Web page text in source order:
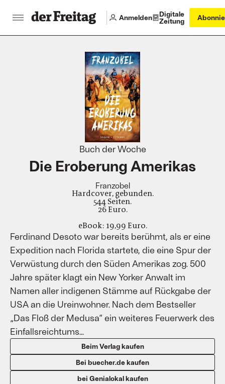
Anmelden
Digitale
Zeitung
Buch der Woche
Die Eroberung Amerikas
Franzobel
Hardcover, gebunden.
544 Seiten.
26 Euro.
eBook: 19,99 Euro.
Ferdinand Desoto war bereits berühmt, als er eine
Expedition nach Florida startete, die eine Spur der
Verwüstung durch den Süden Amerikas zog. 500
Jahre später klagt ein New Yorker Anwalt im
Namen aller indigenen Stämme auf Rückgabe der
USA an die Ureinwohner. Nach dem Bestseller
„Das Floß der Medusa“ ein weiteres Feuerwerk des
Einfallsreichtums...
Beim Verlag kaufen
Bei buecher.de kaufen
bei Genialokal kaufen